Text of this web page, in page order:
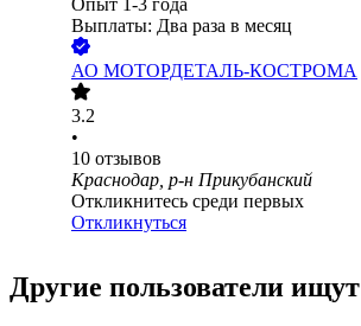
Опыт 1-3 года
Выплаты: Два раза в месяц
АО МОТОРДЕТАЛЬ-КОСТРОМА
3.2
•
10 отзывов
Краснодар, р-н Прикубанский
Откликнитесь среди первых
Откликнуться
Другие пользователи ищут